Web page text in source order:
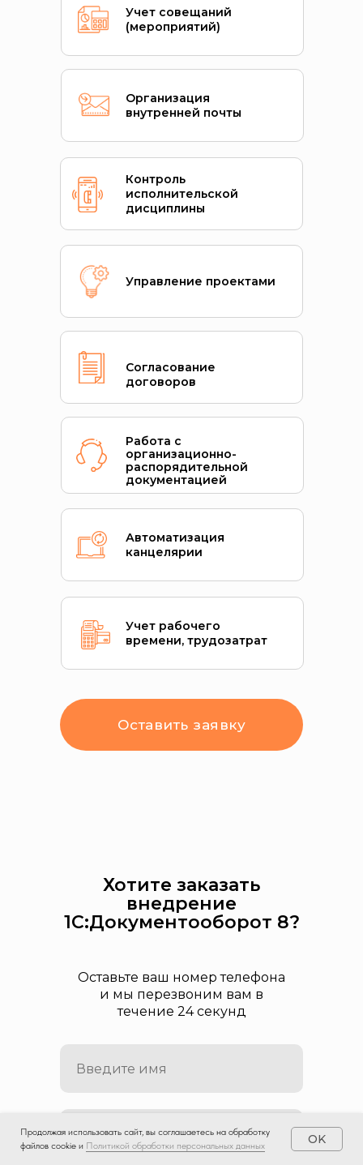
Учет совещаний
(мероприятий)
Организация
внутренней почты
Контроль
исполнительской
дисциплины
Работа с
организационно-
распорядительной
документацией
Управление проектами
Автоматизация
канцелярии
Учет рабочего
времени, трудозатрат
Согласование
договоров
Оставить заявку
Хотите заказать
внедрение
1С:Документооборот 8?
Оставьте ваш номер телефона
и мы перезвоним вам в
течение 24 секунд
+7
Продолжая использовать сайт, вы соглашаетесь на обработку
файлов cookie и Политикой обработки персональных данных OK